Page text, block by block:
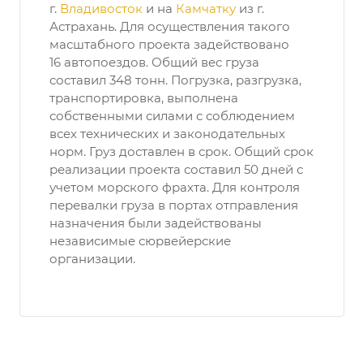
г. Владивосток и на Камчатку из г.
Астрахань. Для осуществления такого
масштабного проекта задействовано
16 автопоездов. Общий вес груза
составил 348 тонн. Погрузка, разгрузка,
транспортировка, выполнена
собственными силами с соблюдением
всех технических и законодательных
норм. Груз доставлен в срок. Общий срок
реализации проекта составил 50 дней с
учетом морского фрахта. Для контроля
перевалки груза в портах отправления
назначения были задействованы
независимые сюрвейерские
организации.